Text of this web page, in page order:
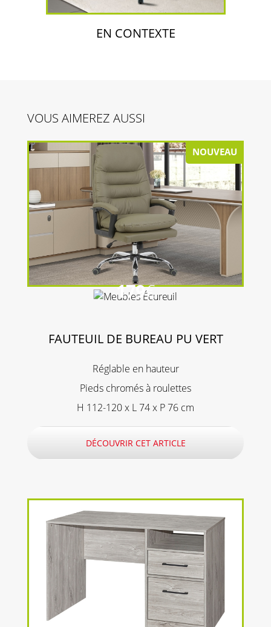
EN CONTEXTE
VOUS AIMEREZ AUSSI
NOUVEAU
179€
FAUTEUIL DE BUREAU PU VERT
Réglable en hauteur
Pieds chromés à roulettes
H 112-120 x L 74 x P 76 cm
DÉCOUVRIR CET ARTICLE